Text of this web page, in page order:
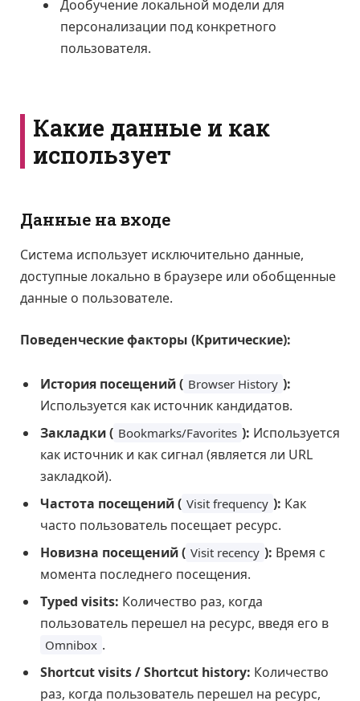
Дообучение локальной модели для
персонализации под конкретного
пользователя.
Какие данные и как
использует
Данные на входе
Система использует исключительно данные,
доступные локально в браузере или обобщенные
данные о пользователе.
Поведенческие факторы (Критические):
История посещений ( Browser History ):
Используется как источник кандидатов.
Закладки ( Bookmarks/Favorites ): Используется
как источник и как сигнал (является ли URL
закладкой).
Частота посещений ( Visit frequency ): Как
часто пользователь посещает ресурс.
Новизна посещений ( Visit recency ): Время с
момента последнего посещения.
Typed visits: Количество раз, когда
пользователь перешел на ресурс, введя его в
Omnibox .
Shortcut visits / Shortcut history: Количество
раз, когда пользователь перешел на ресурс,